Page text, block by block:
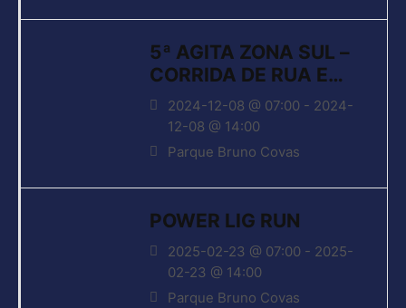
5ª AGITA ZONA SUL –
CORRIDA DE RUA E
CAMINHADA
2024-12-08 @ 07:00 - 2024-
12-08 @ 14:00
Parque Bruno Covas
POWER LIG RUN
2025-02-23 @ 07:00 - 2025-
02-23 @ 14:00
Parque Bruno Covas